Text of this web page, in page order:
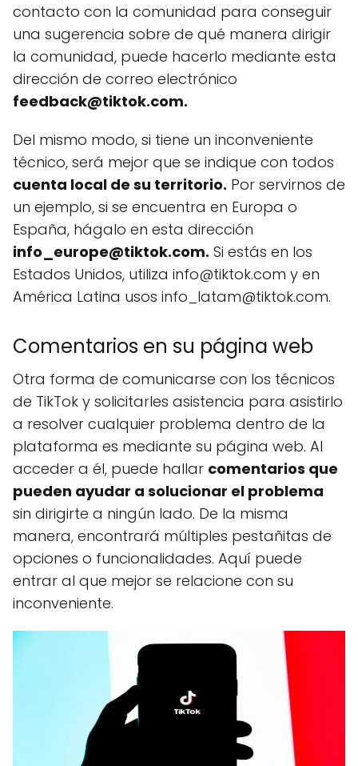
contacto con la comunidad para conseguir
una sugerencia sobre de qué manera dirigir
la comunidad, puede hacerlo mediante esta
dirección de correo electrónico
feedback@tiktok.com.
Del mismo modo, si tiene un inconveniente
técnico, será mejor que se indique con todos
cuenta local de su territorio. Por servirnos de
un ejemplo, si se encuentra en Europa o
España, hágalo en esta dirección
info_europe@tiktok.com. Si estás en los
Estados Unidos, utiliza info@tiktok.com y en
América Latina usos info_latam@tiktok.com.
Comentarios en su página web
Otra forma de comunicarse con los técnicos
de TikTok y solicitarles asistencia para asistirlo
a resolver cualquier problema dentro de la
plataforma es mediante su página web. Al
acceder a él, puede hallar comentarios que
pueden ayudar a solucionar el problema
sin dirigirte a ningún lado. De la misma
manera, encontrará múltiples pestañitas de
opciones o funcionalidades. Aquí puede
entrar al que mejor se relacione con su
inconveniente.